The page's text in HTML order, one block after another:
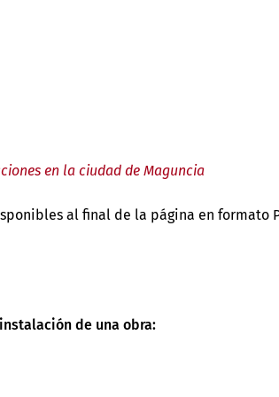
en la ciudad de Maguncia
al final de la página en formato
de una obra: